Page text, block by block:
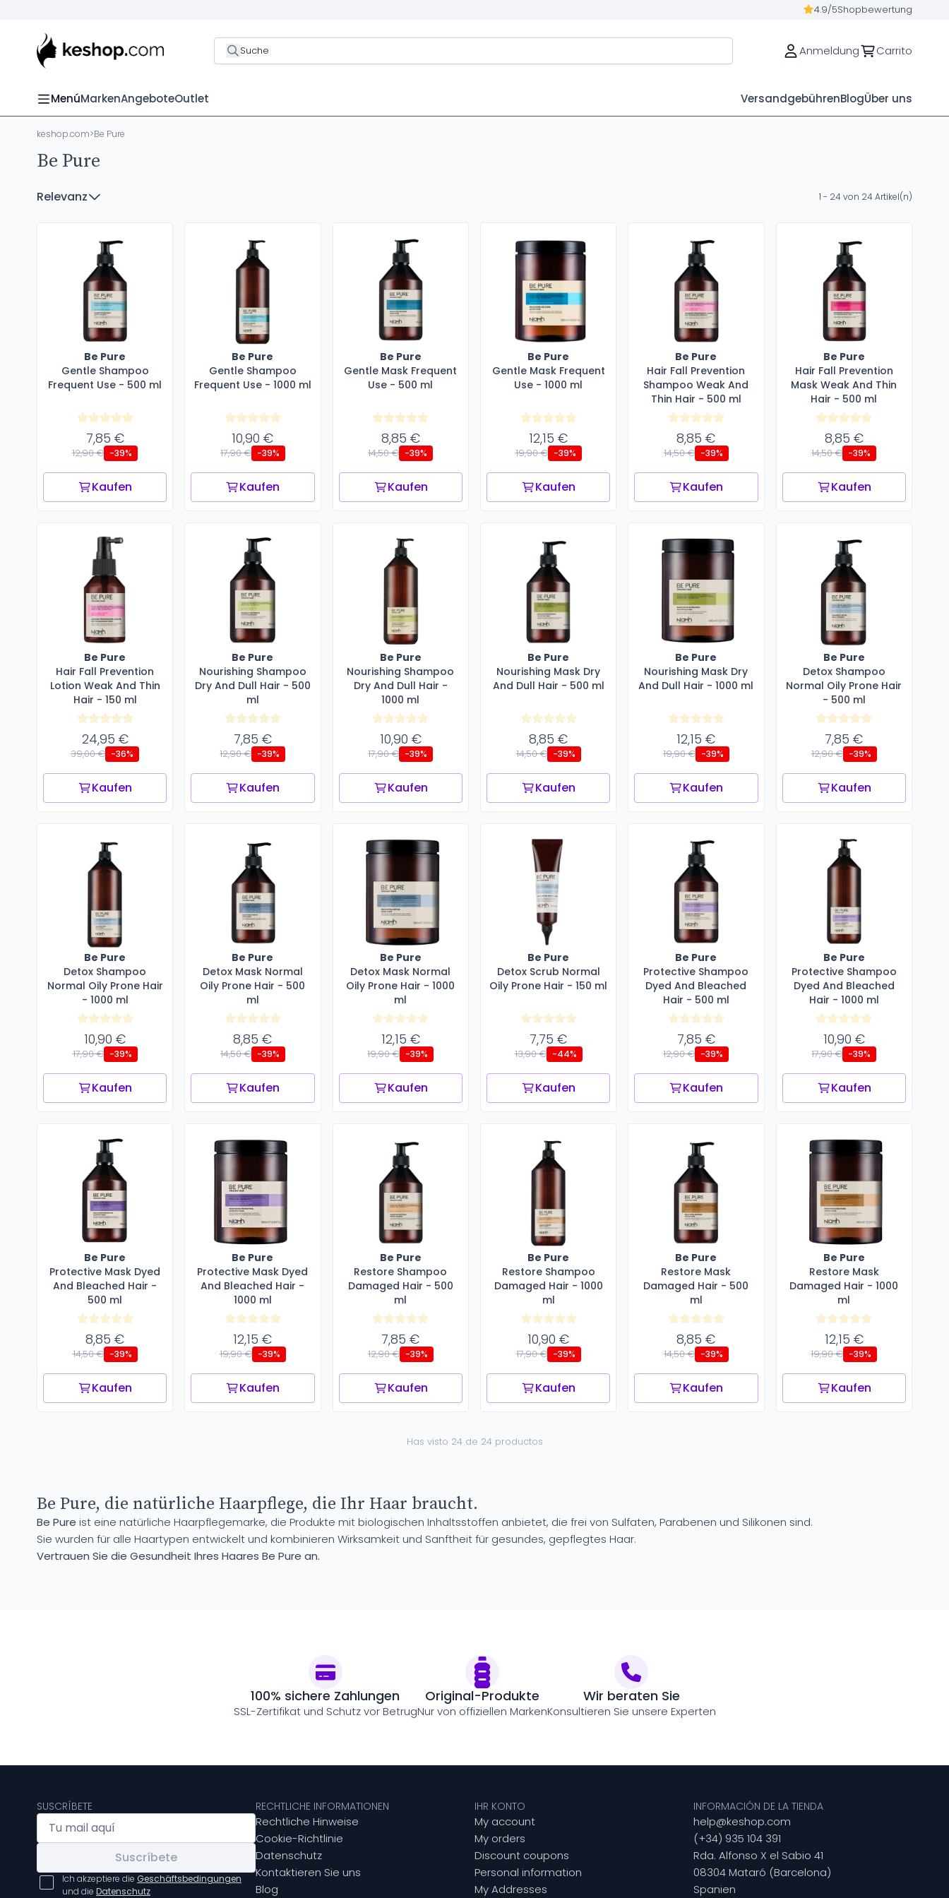
4.9/5Shopbewertung
Suche Anmeldung Carrito
MenúMarkenAngeboteOutlet VersandgebührenBlogÜber uns
keshop.com>Be Pure
Be Pure
Relevanz 1 - 24 von 24 Artikel(n)
Be Pure
Gentle Shampoo
Frequent Use - 500 ml
7,85 €
12,90 € -39%
Kaufen
Be Pure
Gentle Shampoo
Frequent Use - 1000 ml
10,90 €
17,90 € -39%
Kaufen
Be Pure
Gentle Mask Frequent
Use - 500 ml
8,85 €
14,50 € -39%
Kaufen
Be Pure
Gentle Mask Frequent
Use - 1000 ml
12,15 €
19,90 € -39%
Kaufen
Be Pure
Hair Fall Prevention
Shampoo Weak And
Thin Hair - 500 ml
8,85 €
14,50 € -39%
Kaufen
Be Pure
Hair Fall Prevention
Mask Weak And Thin
Hair - 500 ml
8,85 €
14,50 € -39%
Kaufen
Be Pure
Hair Fall Prevention
Lotion Weak And Thin
Hair - 150 ml
24,95 €
39,00 € -36%
Kaufen
Be Pure
Nourishing Shampoo
Dry And Dull Hair - 500
ml
7,85 €
12,90 € -39%
Kaufen
Be Pure
Nourishing Shampoo
Dry And Dull Hair -
1000 ml
10,90 €
17,90 € -39%
Kaufen
Be Pure
Nourishing Mask Dry
And Dull Hair - 500 ml
8,85 €
14,50 € -39%
Kaufen
Be Pure
Nourishing Mask Dry
And Dull Hair - 1000 ml
12,15 €
19,90 € -39%
Kaufen
Be Pure
Detox Shampoo
Normal Oily Prone Hair
- 500 ml
7,85 €
12,90 € -39%
Kaufen
Be Pure
Detox Shampoo
Normal Oily Prone Hair
- 1000 ml
10,90 €
17,90 € -39%
Kaufen
Be Pure
Detox Mask Normal
Oily Prone Hair - 500
ml
8,85 €
14,50 € -39%
Kaufen
Be Pure
Detox Mask Normal
Oily Prone Hair - 1000
ml
12,15 €
19,90 € -39%
Kaufen
Be Pure
Detox Scrub Normal
Oily Prone Hair - 150 ml
7,75 €
13,90 € -44%
Kaufen
Be Pure
Protective Shampoo
Dyed And Bleached
Hair - 500 ml
7,85 €
12,90 € -39%
Kaufen
Be Pure
Protective Shampoo
Dyed And Bleached
Hair - 1000 ml
10,90 €
17,90 € -39%
Kaufen
Be Pure
Protective Mask Dyed
And Bleached Hair -
500 ml
8,85 €
14,50 € -39%
Kaufen
Be Pure
Protective Mask Dyed
And Bleached Hair -
1000 ml
12,15 €
19,90 € -39%
Kaufen
Be Pure
Restore Shampoo
Damaged Hair - 500
ml
7,85 €
12,90 € -39%
Kaufen
Be Pure
Restore Shampoo
Damaged Hair - 1000
ml
10,90 €
17,90 € -39%
Kaufen
Be Pure
Restore Mask
Damaged Hair - 500
ml
8,85 €
14,50 € -39%
Kaufen
Be Pure
Restore Mask
Damaged Hair - 1000
ml
12,15 €
19,90 € -39%
Kaufen
Has visto 24 de 24 productos
Be Pure, die natürliche Haarpflege, die Ihr Haar braucht.
Be Pure ist eine natürliche Haarpflegemarke, die Produkte mit biologischen Inhaltsstoffen anbietet, die frei von Sulfaten, Parabenen und Silikonen sind.
Sie wurden für alle Haartypen entwickelt und kombinieren Wirksamkeit und Sanftheit für gesundes, gepflegtes Haar.
Vertrauen Sie die Gesundheit Ihres Haares Be Pure an.
100% sichere Zahlungen
SSL-Zertifikat und Schutz vor Betrug
Original-Produkte
Nur von offiziellen Marken
Wir beraten Sie
Konsultieren Sie unsere Experten
SUSCRÍBETE
Suscríbete
Ich akzeptiere die Geschäftsbedingungen
und die Datenschutz
RECHTLICHE INFORMATIONEN
Rechtliche Hinweise
Cookie-Richtlinie
Datenschutz
Kontaktieren Sie uns
Blog
IHR KONTO
My account
My orders
Discount coupons
Personal information
My Addresses
INFORMACIÓN DE LA TIENDA
help@keshop.com
(+34) 935 104 391
Rda. Alfonso X el Sabio 41
08304 Mataró (Barcelona)
Spanien